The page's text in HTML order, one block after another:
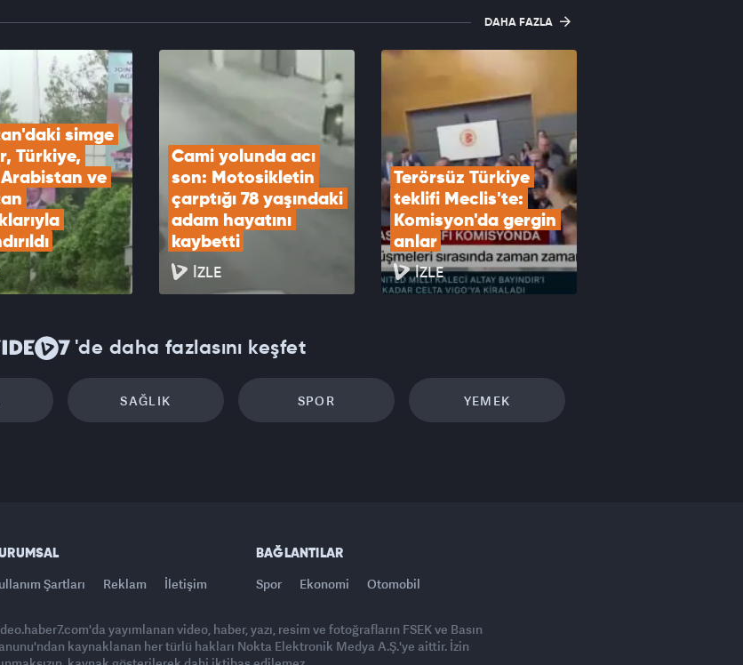
bin TL'lik çantayı alıp sırra kadem
DAHA FAZLA
simge
Türkiye,
ve
Cami yolunda acı
son: Motosikletin
çarptığı 78 yaşındaki
adam hayatını
kaybetti
İZLE
Terörsüz Türkiye
teklifi Meclis'te:
Komisyon'da gergin
anlar
İZLE
'de daha fazlasını keşfet
SAĞLIK SPOR YEMEK
Şartları Reklam İletişim
BAĞLANTILAR
Spor Ekonomi Otomobil
yayımlanan video, haber, yazı, resim ve fotoğrafların FSEK ve Basın
kaynaklanan her türlü hakları Nokta Elektronik Medya A.Ş.'ye aittir. İzin